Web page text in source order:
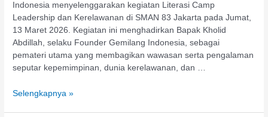
Indonesia menyelenggarakan kegiatan Literasi Camp
Leadership dan Kerelawanan di SMAN 83 Jakarta pada Jumat,
13 Maret 2026. Kegiatan ini menghadirkan Bapak Kholid
Abdillah, selaku Founder Gemilang Indonesia, sebagai
pemateri utama yang membagikan wawasan serta pengalaman
seputar kepemimpinan, dunia kerelawanan, dan …
Selengkapnya »